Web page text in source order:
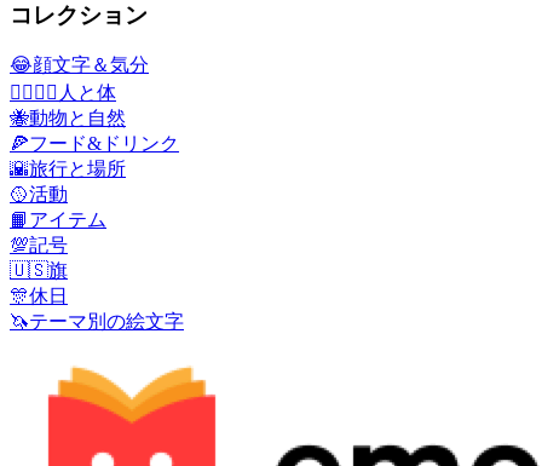
コレクション
😂顔文字＆気分
👩‍❤️‍💋‍👨 人と体
🐝動物と自然
🍕フード&ドリンク
🌇旅行と場所
🥎活動
📙 アイテム
💯記号
🇺🇸旗
🎊休日
🦄テーマ別の絵文字